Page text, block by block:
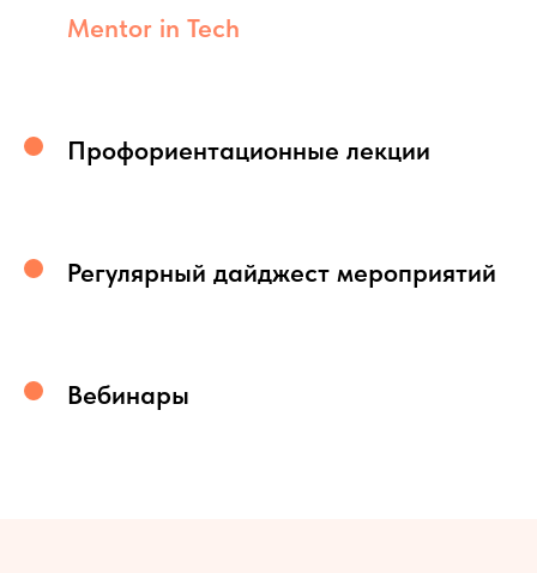
Mentor in Tech
Профориентационные лекции
Регулярный дайджест мероприятий
Вебинары